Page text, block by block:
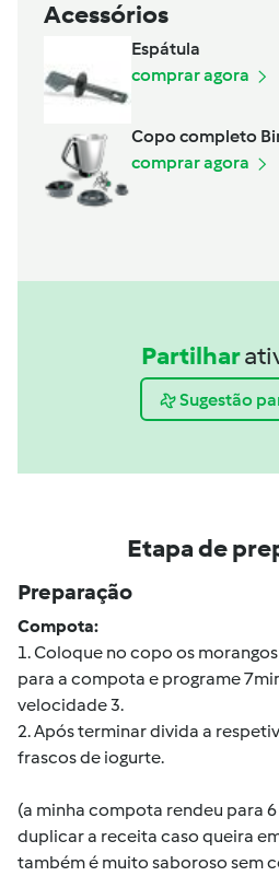
Acessórios
Espátula
comprar agora
Copo completo
comprar agora
Partilhar
Sugestão
Etapa de
Preparação
Compota:
1. Coloque no copo os
para a compota e programe
velocidade 3.
2. Após terminar divida a
frascos de iogurte.
(a minha compota rendeu para
duplicar a receita caso queira
também é muito saboroso sem